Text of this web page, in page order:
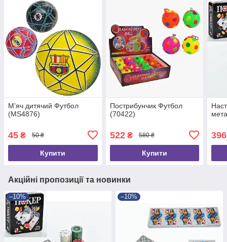
М’яч дитячий Футбол
(MS4876)
45 ₴ 50 ₴
Купити
Пострибунчик Футбол
(70422)
522₴ 580 ₴
Купити
396
Акційні пропозиції та новинки
–10% –10%